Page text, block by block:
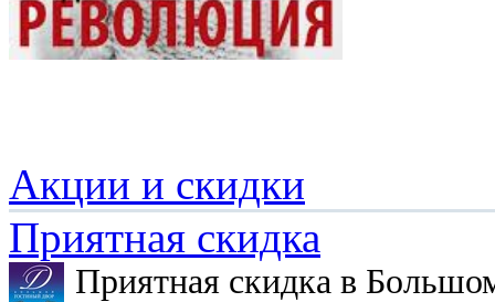
Акции и скидки
Приятная скидка
Приятная скидка в